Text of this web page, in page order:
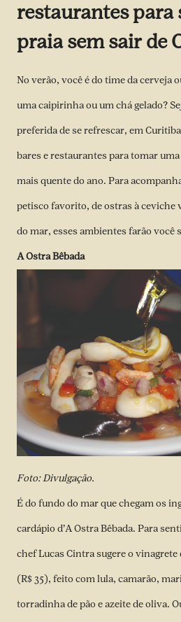
restaurantes para
praia sem sair de
No verão, você é do time da cerveja
uma caipirinha ou um chá gelado?
preferida de se refrescar, em
bares e restaurantes para tomar
mais quente do ano. Para
petisco favorito, de ostras à ceviche
do mar, esses ambientes farão você
A Ostra Bêbada
Foto: Divulgação.
É do fundo do mar que chegam os
cardápio d’A Ostra Bêbada. Para
chef Lucas Cintra sugere o
(R$ 35), feito com lula, camarão,
torradinha de pão e azeite de oliva.